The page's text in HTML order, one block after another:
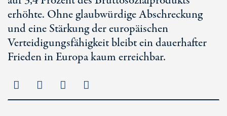
erhöhte. Ohne glaubwürdige Abschreckung
und eine Stärkung der europäischen
Verteidigungsfähigkeit bleibt ein dauerhafter
Frieden in Europa kaum erreichbar.